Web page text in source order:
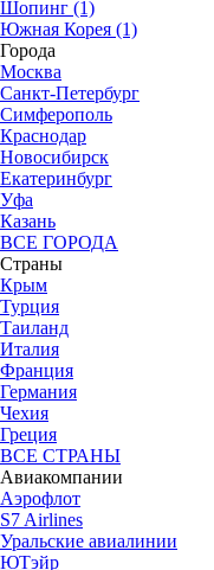
Шопинг (1)
Южная Корея (1)
Города
Москва
Санкт-Петербург
Симферополь
Краснодар
Новосибирск
Екатеринбург
Уфа
Казань
ВСЕ ГОРОДА
Страны
Крым
Турция
Таиланд
Италия
Франция
Германия
Чехия
Греция
ВСЕ СТРАНЫ
Авиакомпании
Аэрофлот
S7 Airlines
Уральские авиалинии
ЮТэйр